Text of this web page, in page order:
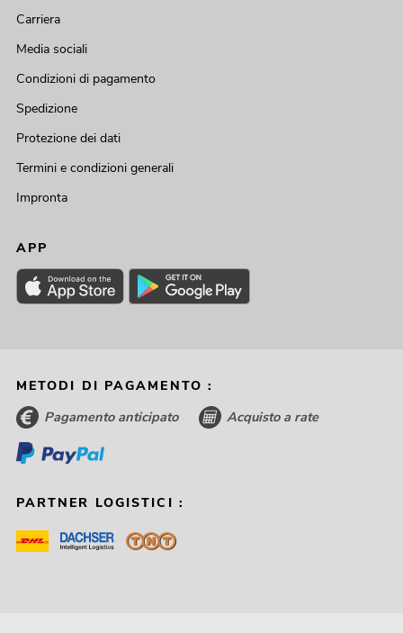
Carriera
Media sociali
Condizioni di pagamento
Spedizione
Protezione dei dati
Termini e condizioni generali
Impronta
APP
METODI DI PAGAMENTO :
Pagamento anticipato Acquisto a rate
PARTNER LOGISTICI :